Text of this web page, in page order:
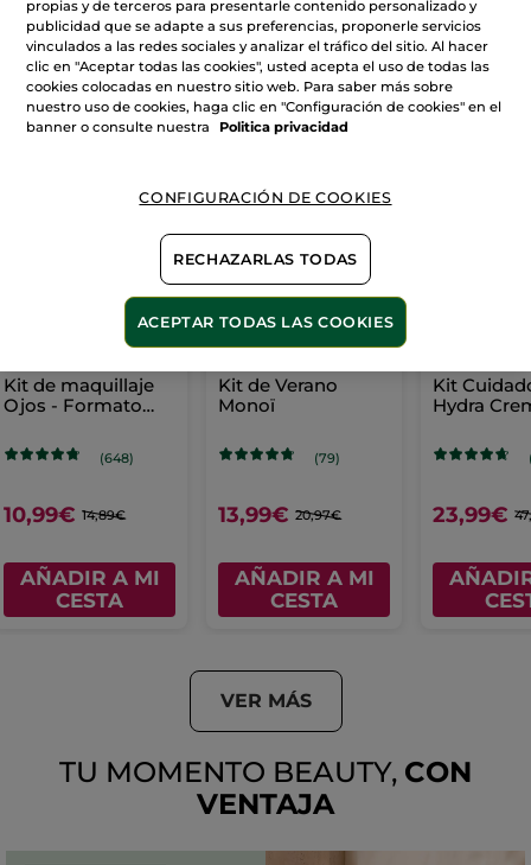
VER MÁS
Kit de maquillaje
Ojos - Formato
(648)
10,99€ 14,89€
AÑADIR A MI
CESTA
Kit de Verano
Monoï
(79)
13,99€ 20,97€
AÑADIR A MI
CESTA
Kit
Hydra
23,99€
VER MÁS
TU MOMENTO BEAUTY, CON
VENTAJA
propias y de terceros para presentarle contenido personalizado y
publicidad que se adapte a sus preferencias, proponerle servicios
vinculados a las redes sociales y analizar el tráfico del sitio. Al hacer
clic en "Aceptar todas las cookies", usted acepta el uso de todas las
cookies colocadas en nuestro sitio web. Para saber más sobre
nuestro uso de cookies, haga clic en "Configuración de cookies" en el
banner o consulte nuestra
Politica privacidad
CONFIGURACIÓN DE COOKIES
RECHAZARLAS TODAS
ACEPTAR TODAS LAS COOKIES